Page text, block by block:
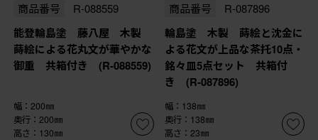
商品番号 R-088559
能登輪島塗 藤八屋 木製
蒔絵による花丸文が華やかな
御重 共箱付き (R-088559)
幅：200㎜
奥行：200㎜
高さ：130㎜
商品番号 R-087896
輪島塗 木製 蒔絵と沈金に
よる花文が上品な茶托10点・
銘々皿5点セット 共箱付
き (R-087896)
幅：138㎜
奥行：138㎜
高さ：23㎜